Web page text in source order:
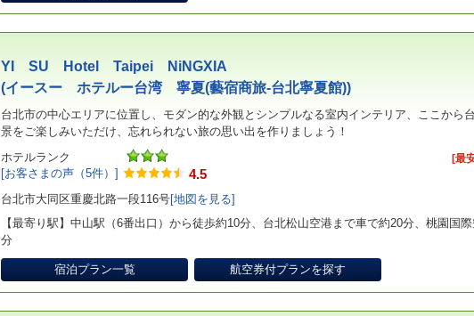
YI SU Hotel Taipei NiNGXIA
(イースー ホテルー台湾 寧夏(藝宿商旅-台北寧夏館))
台北市の中心エリアに位置し、モダン的な外観とシンプルなる室内インテリア、ここから
景をご楽しみいただけ、忘れられない旅の思い出を作りましょう！
[最
ホテルランク
[お客さまの声（5件）]
4.5
台北市大同区重慶北路一段116号[地図を見る]
【最寄り駅】中山駅（6番出口）から徒歩約10分、台北松山空港まで車で約20分、桃園国
分
宿泊プラン一覧 航空券付プランを探す